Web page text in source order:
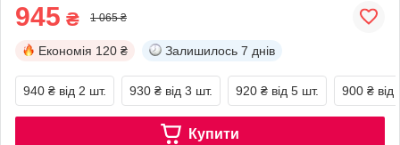
945 ₴ 1 065 ₴
Економія 120 ₴ Залишилось 7 днів
940 ₴ від 2 шт. 930 ₴ від 3 шт. 920 ₴ від 5 шт. 900 ₴ від
Купити